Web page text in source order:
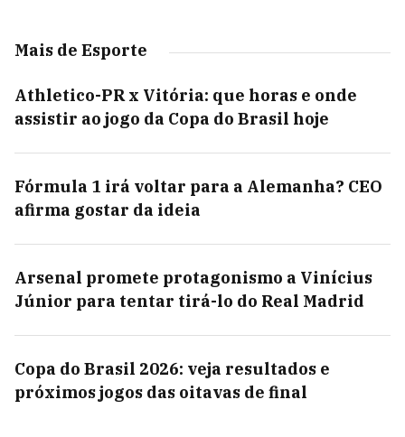
Mais de Esporte
Athletico-PR x Vitória: que horas e onde
assistir ao jogo da Copa do Brasil hoje
Fórmula 1 irá voltar para a Alemanha? CEO
afirma gostar da ideia
Arsenal promete protagonismo a Vinícius
Júnior para tentar tirá-lo do Real Madrid
Copa do Brasil 2026: veja resultados e
próximos jogos das oitavas de final